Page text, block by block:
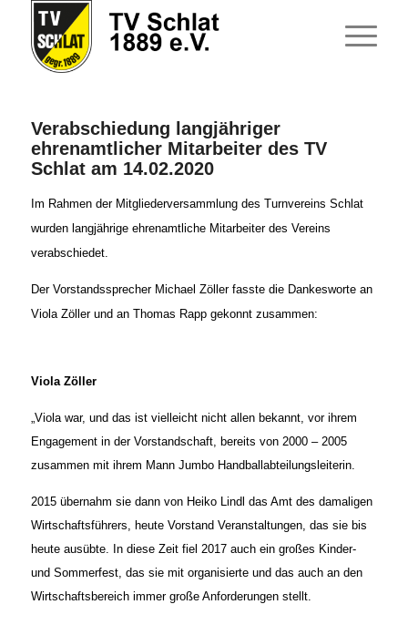
Verabschiedung langjähriger
ehrenamtlicher Mitarbeiter des TV
Schlat am 14.02.2020
Im Rahmen der Mitgliederversammlung des Turnvereins Schlat
wurden langjährige ehrenamtliche Mitarbeiter des Vereins
verabschiedet.
Der Vorstandssprecher Michael Zöller fasste die Dankesworte an
Viola Zöller und an Thomas Rapp gekonnt zusammen:
Viola Zöller
„Viola war, und das ist vielleicht nicht allen bekannt, vor ihrem
Engagement in der Vorstandschaft, bereits von 2000 – 2005
zusammen mit ihrem Mann Jumbo Handballabteilungsleiterin.
2015 übernahm sie dann von Heiko Lindl das Amt des damaligen
Wirtschaftsführers, heute Vorstand Veranstaltungen, das sie bis
heute ausübte. In diese Zeit fiel 2017 auch ein großes Kinder-
und Sommerfest, das sie mit organisierte und das auch an den
Wirtschaftsbereich immer große Anforderungen stellt.